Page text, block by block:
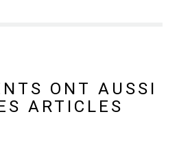
ONT AUSSI
ARTICLES